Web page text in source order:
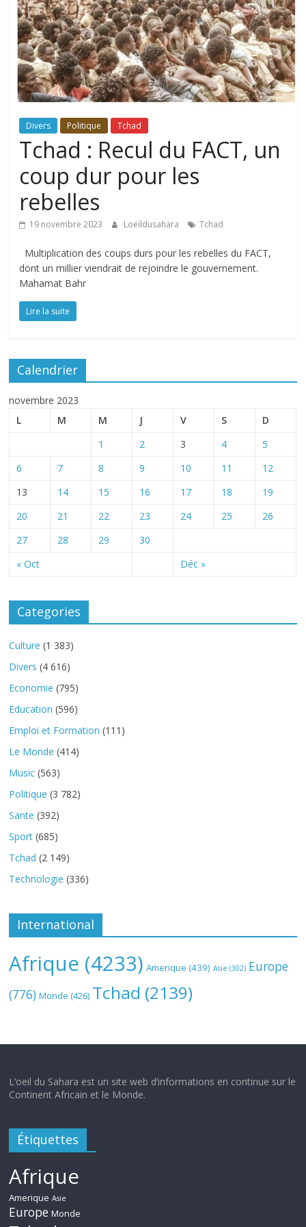
Divers Politique Tchad
Tchad : Recul du FACT, un
coup dur pour les
rebelles
19 novembre 2023 Loeildusahara Tchad
Multiplication des coups durs pour les rebelles du FACT,
dont un millier viendrait de rejoindre le gouvernement.
Mahamat Bahr
Lire la suite
Calendrier
novembre 2023
L
M M J V S D
« Oct Déc »
1 2 3 4
5
6
7 8 9 10 11
12
13
14 15 16 17 18
19
20
21 22 23 24 25
26
27
28 29 30
Categories
Culture (1 383)
Divers (4 616)
Economie (795)
Education (596)
Emploi et Formation (111)
Le Monde (414)
Music (563)
Politique (3 782)
Sante (392)
Sport (685)
Tchad (2 149)
Technologie (336)
International
Afrique (4233) Amerique (439) Asie (302) Europe
(776) Monde (426) Tchad (2139)
L’oeil du Sahara est un site web d’informations en continue sur le
Continent Africain et le Monde.
Étiquettes
Afrique
Amerique Asie
Europe Monde